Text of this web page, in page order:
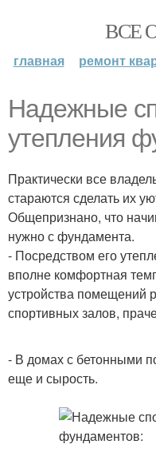
ВСЕ
главная ремонт
Надежные
утепления
Практически все
стараются сделать их
Общепризнано, что
нужно с фундамента.
- Посредством его
вполне комфортная
устройства помещений
спортивных залов,
- В домах с бетонными
еще и сырость.